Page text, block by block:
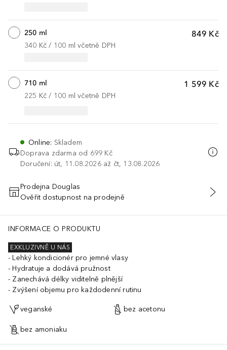
849 Kč
250 ml
340 Kč / 100 ml včetně DPH
1 599 Kč
710 ml
225 Kč / 100 ml včetně DPH
Online: Skladem
Doprava zdarma od 699 Kč
Doručení: út, 11.08.2026 až čt, 13.08.2026
PŘIDAT DO KOŠÍKU
Prodejna Douglas
Ověřit dostupnost na prodejně
INFORMACE O PRODUKTU
EXKLUZIVNĚ U NÁS
Lehký kondicionér pro jemné vlasy
Hydratuje a dodává pružnost
Zanechává délky viditelně plnější
Zvýšení objemu pro každodenní rutinu
veganské bez acetonu
bez amoniaku